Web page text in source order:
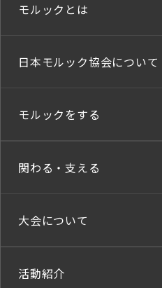
モルックとは
日本モルック協会について
モルックをする
関わる・支える
大会について
活動紹介